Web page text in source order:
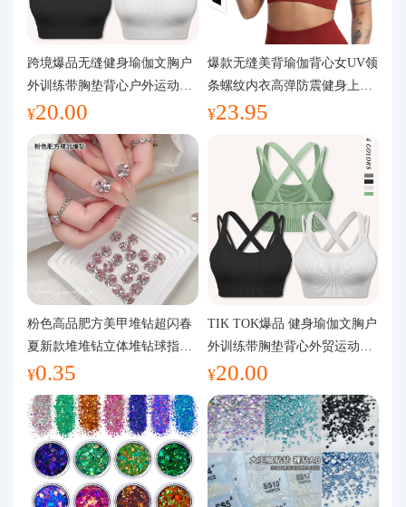
物流资讯
代购问答
关于我们
跨境爆品无缝健身瑜伽文胸户
外训练带胸垫背心户外运动瑜
伽服女
¥20.00
爆款无缝美背瑜伽背心女UV领
条螺纹内衣高弹防震健身上装
运动文胸
¥23.95
粉色高品肥方美甲堆钻超闪春
夏新款堆堆钻立体堆钻球指甲
装饰品
¥0.35
TIK TOK爆品 健身瑜伽文胸户
外训练带胸垫背心外贸运动瑜
伽服女
¥20.00